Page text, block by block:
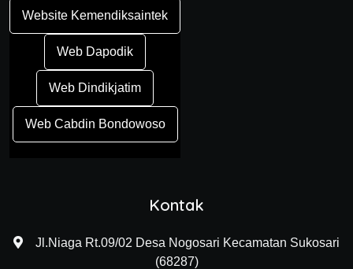
Website Kemendiksaintek
Web Dapodik
Web Dindikjatim
Web Cabdin Bondowoso
Kontak
Jl.Niaga Rt.09/02 Desa Nogosari Kecamatan Sukosari
(68287)